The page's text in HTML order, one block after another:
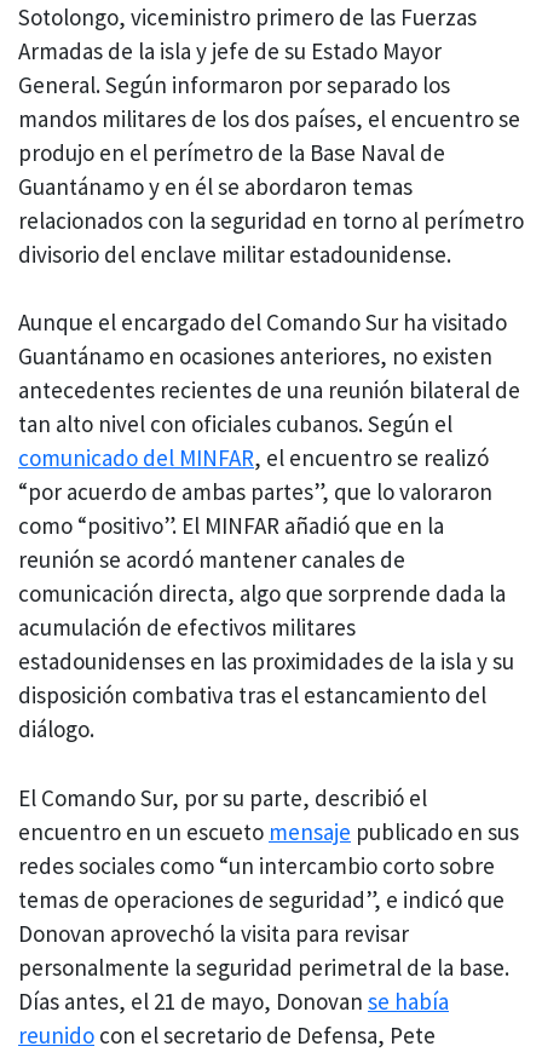
Sotolongo, viceministro primero de las Fuerzas
Armadas de la isla y jefe de su Estado Mayor
General. Según informaron por separado los
mandos militares de los dos países, el encuentro se
produjo en el perímetro de la Base Naval de
Guantánamo y en él se abordaron temas
relacionados con la seguridad en torno al perímetro
divisorio del enclave militar estadounidense.
Aunque el encargado del Comando Sur ha visitado
Guantánamo en ocasiones anteriores, no existen
antecedentes recientes de una reunión bilateral de
tan alto nivel con oficiales cubanos. Según el
comunicado del MINFAR, el encuentro se realizó
“por acuerdo de ambas partes”, que lo valoraron
como “positivo”. El MINFAR añadió que en la
reunión se acordó mantener canales de
comunicación directa, algo que sorprende dada la
acumulación de efectivos militares
estadounidenses en las proximidades de la isla y su
disposición combativa tras el estancamiento del
diálogo.
El Comando Sur, por su parte, describió el
encuentro en un escueto mensaje publicado en sus
redes sociales como “un intercambio corto sobre
temas de operaciones de seguridad”, e indicó que
Donovan aprovechó la visita para revisar
personalmente la seguridad perimetral de la base.
Días antes, el 21 de mayo, Donovan se había
reunido con el secretario de Defensa, Pete